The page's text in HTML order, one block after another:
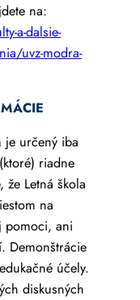
na:
a-dalsie-
uvz-modra-
je určený iba
riadne
Letná škola
na
pomoci, ani
Demonštrácie
účely.
diskusných